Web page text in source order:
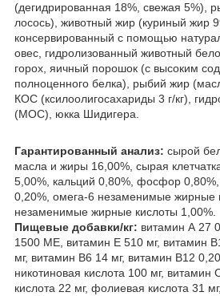
(дегидрированная 18%, свежая 5%),
лосось), животный жир (куриный жир
консервированный с помощью
овес, гидролизованный животный
горох, яичный порошок (с высоким
полноценного белка), рыбий жир
КОС (ксилоолигосахариды 3 г/кг),
(МОС), юкка Шидигера.
Гарантированный анализ: сырой
масла и жиры 16,00%, сырая
5,00%, кальций 0,80%, фосфор
0,20%, омега-6 незаменимые жирные
незаменимые жирные кислоты 1,00%.
Пищевые добавки/кг: витамин А 27
1500 МЕ, витамин Е 510 мг, витамин
мг, витамин В6 14 мг, витамин В12
никотиновая кислота 100 мг, витамин
кислота 22 мг, фолиевая кислота 31